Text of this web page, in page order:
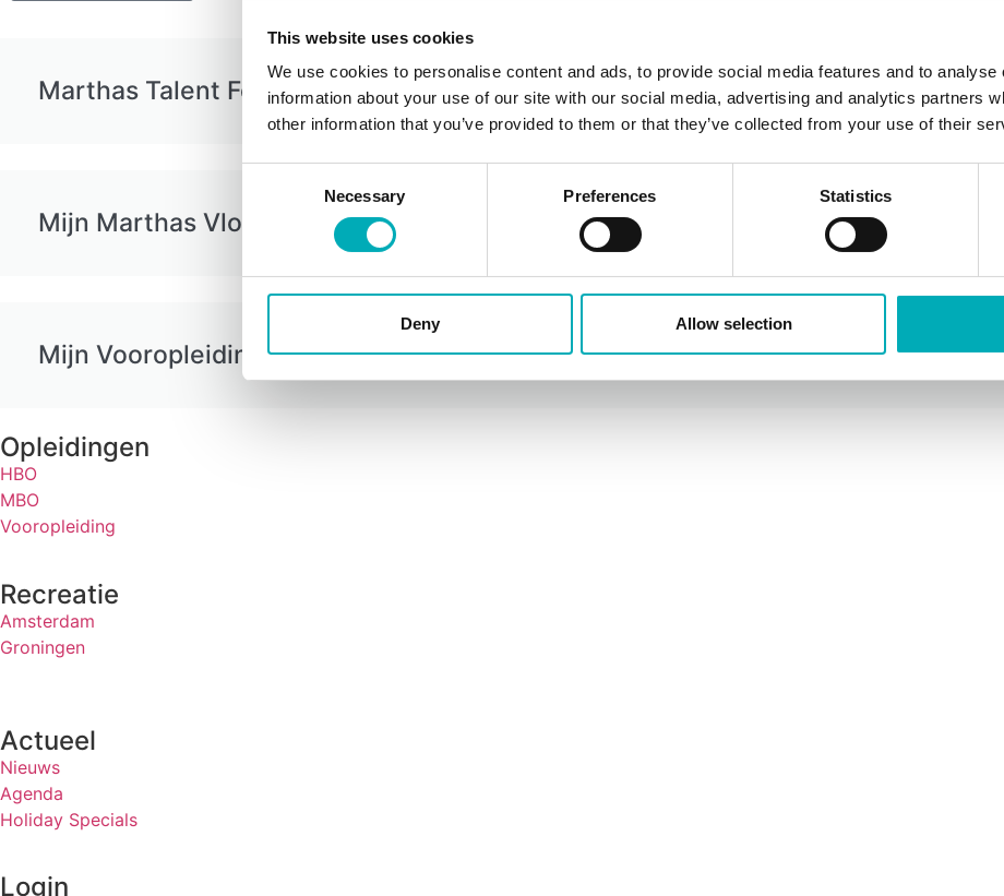
This website uses cookies
We use cookies to personalise content and ads, to provide social media features and to
information about your use of our site with our social media, advertising and analytics partners
other information that you’ve provided to them or that they’ve collected from your use of their
Necessary Preferences Statistics
Deny Allow selection
Marthas Talent Foundation
Mijn Marthas Vloer
Mijn Vooropleiding
Opleidingen
HBO
MBO
Vooropleiding
Recreatie
Amsterdam
Groningen
Actueel
Nieuws
Agenda
Holiday Specials
Login